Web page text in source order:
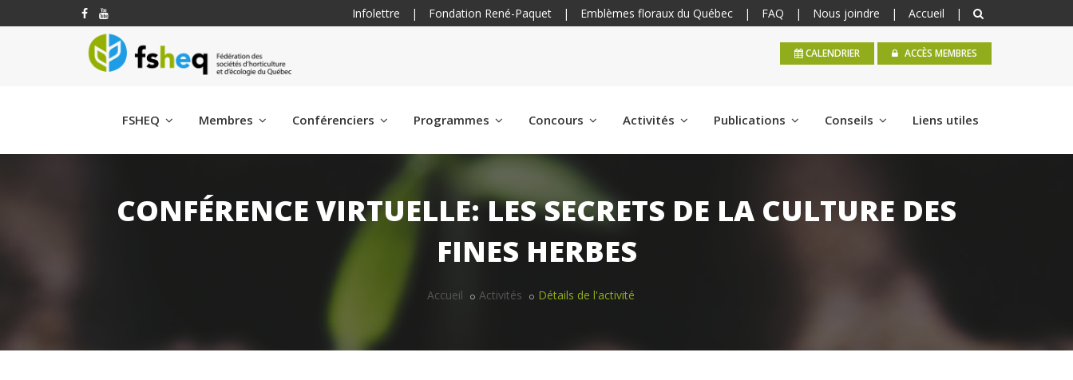
Infolettre | Fondation René-Paquet | Emblèmes floraux du Québec | FAQ | Nous joindre | Accueil |
CALENDRIER ACCÈS MEMBRES
FSHEQ Membres Conférenciers Programmes Concours Activités Publications Conseils Liens utiles
CONFÉRENCE VIRTUELLE: LES SECRETS DE LA CULTURE DES
FINES HERBES
Accueil Activités Détails de l'activité